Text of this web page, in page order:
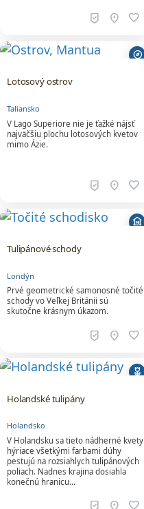
beenhere location_on favorite
explore
Lotosový ostrov
Taliansko
V Lago Superiore nie je ťažké nájsť
najväčšiu plochu lotosových kvetov
mimo Ázie.
beenhere location_on favorite
museum
Tulipánové schody
Londýn
Prvé geometrické samonosné točité
schody vo Veľkej Británii sú
skutočne krásnym úkazom.
beenhere location_on favorite
deceased
Holandské tulipány
Holandsko
V Holandsku sa tieto nádherné kvety
hýriace všetkými farbami dúhy
pestujú na rozsiahlych tulipánových
poliach. Nadnes krajina dosiahla
konečnú hranicu…